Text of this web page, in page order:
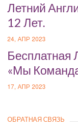
Летний
12 Лет.
24, АПР 2023
Бесплатная
«Мы
17, АПР 2023
ОБРАТНАЯ СВЯЗЬ